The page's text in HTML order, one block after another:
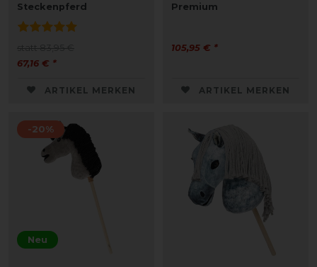
Steckenpferd
67,16 € *
ARTIKEL MERKEN
Premium
105,95 € *
ARTIKEL MERKEN
Neu
-20%